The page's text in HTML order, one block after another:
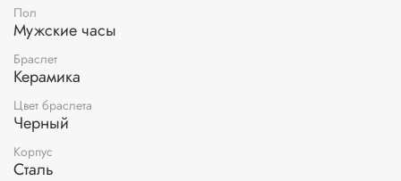
Пол
Мужские часы
Браслет
Керамика
Цвет браслета
Черный
Корпус
Сталь